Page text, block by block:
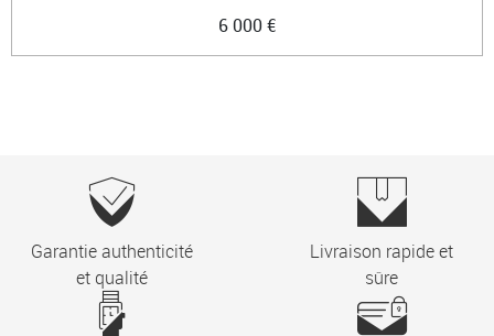
6 000 €
Garantie authenticité
et qualité
Livraison rapide et
sûre